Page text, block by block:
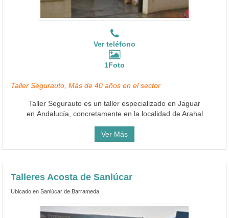
Ver teléfono
1Foto
Taller Segurauto, Más de 40 años en el sector
Taller Segurauto es un taller especializado en Jaguar
en Andalucía, concretamente en la localidad de Arahal
Ver Más
Talleres Acosta de Sanlúcar
Ubicado en Sanlúcar de Barrameda